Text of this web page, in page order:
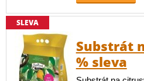
SLEVA
Substrát
% sleva